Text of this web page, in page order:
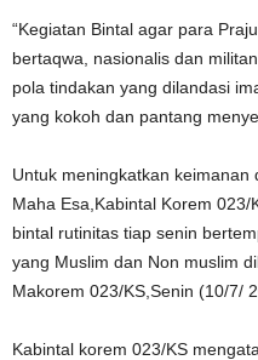
“Kegiatan Bintal agar para
bertaqwa, nasionalis dan
pola tindakan yang dilandasi
yang kokoh dan pantang
Untuk meningkatkan keimanan
Maha Esa,Kabintal Korem
bintal rutinitas tiap senin
yang Muslim dan Non muslim
Makorem 023/KS,Senin (10/7/
Kabintal korem 023/KS